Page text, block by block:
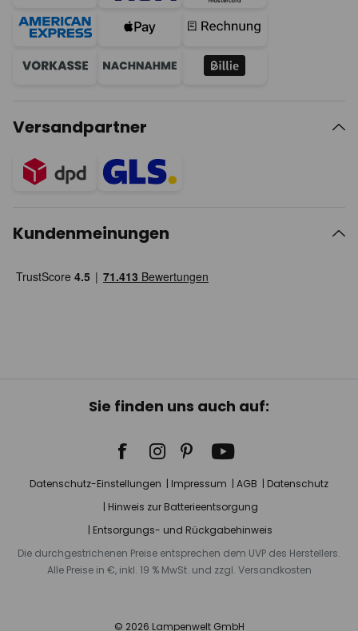
Versandpartner
Kundenmeinungen
Sie finden uns auch auf:
Datenschutz-Einstellungen Impressum AGB
Datenschutz
Hinweis zur Batterieentsorgung
Entsorgungs- und Rückgabehinweis
Die durchgestrichenen Preise entsprechen dem UVP des Herstellers.
Alle Preise in €, inkl. 19 % MwSt. und zzgl. Versandkosten
© 2026 Lampenwelt GmbH